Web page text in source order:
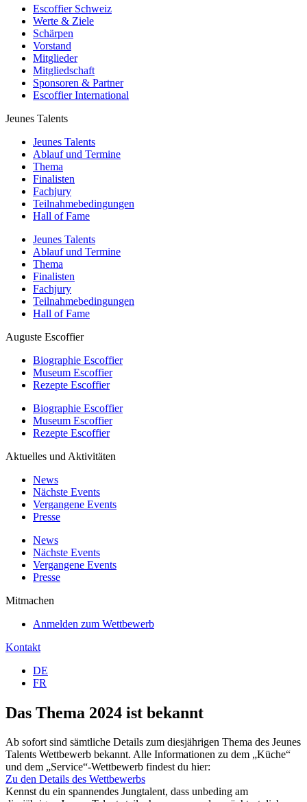
Escoffier Schweiz
Werte & Ziele
Schärpen
Vorstand
Mitglieder
Mitgliedschaft
Sponsoren & Partner
Escoffier International
Jeunes Talents
Jeunes Talents
Ablauf und Termine
Thema
Finalisten
Fachjury
Teilnahmebedingungen
Hall of Fame
Jeunes Talents
Ablauf und Termine
Thema
Finalisten
Fachjury
Teilnahmebedingungen
Hall of Fame
Auguste Escoffier
Biographie Escoffier
Museum Escoffier
Rezepte Escoffier
Biographie Escoffier
Museum Escoffier
Rezepte Escoffier
Aktuelles und Aktivitäten
News
Nächste Events
Vergangene Events
Presse
News
Nächste Events
Vergangene Events
Presse
Mitmachen
Anmelden zum Wettbewerb
Kontakt
DE
FR
Das Thema 2024 ist bekannt
Ab sofort sind sämtliche Details zum diesjährigen Thema des Jeunes
Talents Wettbewerb bekannt. Alle Informationen zu dem „Küche“
und dem „Service“-Wettbewerb findest du hier:
Zu den Details des Wettbewerbs
Kennst du ein spannendes Jungtalent, dass unbeding am